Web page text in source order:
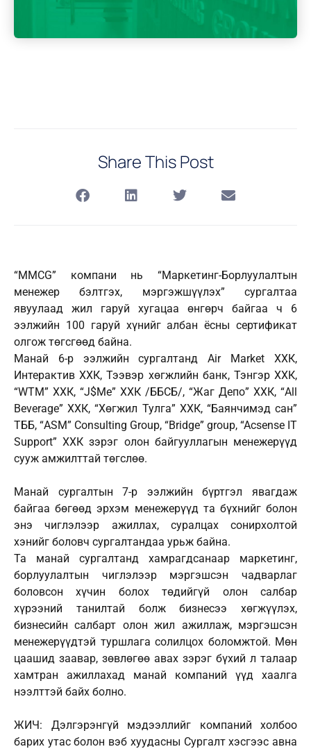
Share This Post
“MMCG” компани нь “Маркетинг-Борлуулалтын
менежер бэлтгэх, мэргэжшүүлэх” сургалтаа
явуулаад жил гаруй хугацаа өнгөрч байгаа ч 6
ээлжийн 100 гаруй хүнийг албан ёсны сертификат
олгож төгсгөөд байна.
Манай 6-р ээлжийн сургалтанд Air Market ХХК,
Интерактив ХХК, Тээвэр хөгжлийн банк, Тэнгэр ХХК,
“WTM” ХХК, “J$Me” ХХК /ББСБ/, “Жаг Депо” ХХК, “All
Beverage” ХХК, “Хөгжил Тулга” ХХК, “Баянчимэд сан”
ТББ, “ASM” Consulting Group, “Bridge” group, “Acsense IT
Support” ХХК зэрэг олон байгууллагын менежерүүд
сууж амжилттай төгслөө.
Манай сургалтын 7-р ээлжийн бүртгэл явагдаж
байгаа бөгөөд эрхэм менежерүүд та бүхнийг болон
энэ чиглэлээр ажиллах, суралцах сонирхолтой
хэнийг боловч сургалтандаа урьж байна.
Та манай сургалтанд хамрагдсанаар маркетинг,
борлуулалтын чиглэлээр мэргэшсэн чадварлаг
боловсон хүчин болох төдийгүй олон салбар
хүрээний танилтай болж бизнесээ хөгжүүлэх,
бизнесийн салбарт олон жил ажиллаж, мэргэшсэн
менежерүүдтэй туршлага солилцох боломжтой. Мөн
цаашид заавар, зөвлөгөө авах зэрэг бүхий л талаар
хамтран ажиллахад манай компаний үүд хаалга
нээлттэй байх болно.
ЖИЧ: Дэлгэрэнгүй мэдээллийг компаний холбоо
барих утас болон вэб хуудасны Сургалт хэсгээс авна